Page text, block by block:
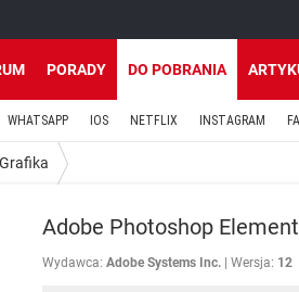
PORADY DO POBRANIA
WHATSAPP IOS NETFLIX INSTAGRAM
Grafika
Adobe Photoshop
Wydawca: Adobe Systems Inc. Wersja: 12